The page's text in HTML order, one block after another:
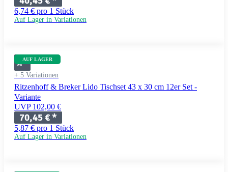
6,74 € pro 1 Stück
Auf Lager in Variationen
AUF LAGER
+ 5 Variationen
Ritzenhoff & Breker Lido Tischset 43 x 30 cm 12er Set -
Variante
UVP 102,00 €
70,45 €*
5,87 € pro 1 Stück
Auf Lager in Variationen